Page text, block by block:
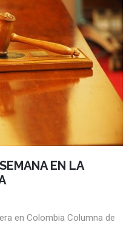
EN LA
en Colombia Columna de